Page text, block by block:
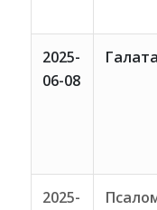
2025-
06-08
2025-